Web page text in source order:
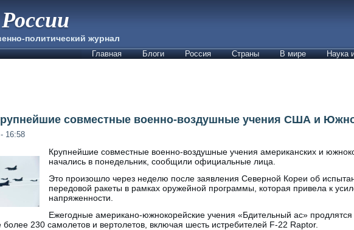
политический журнал
Главная Блоги Россия Страны В мире Наука
совместные военно-воздушные учения США и
16:58
Крупнейшие совместные военно-воздушные учения американских и
начались в понедельник, сообщили официальные лица.
Это произошло через неделю после заявления Северной Кореи об
передовой ракеты в рамках оружейной программы, которая привела к
напряженности.
Ежегодные американо-южнокорейские учения «Бдительный ас»
более 230 самолетов и вертолетов, включая шесть истребителей F-22 Raptor.